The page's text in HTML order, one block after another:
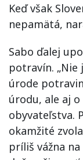
Keď však
nepamätá,
Sabo ďalej
potravín. „Nie
úrode
úrodu, ale aj
obyvateľstva.
okamžité
príliš vážna